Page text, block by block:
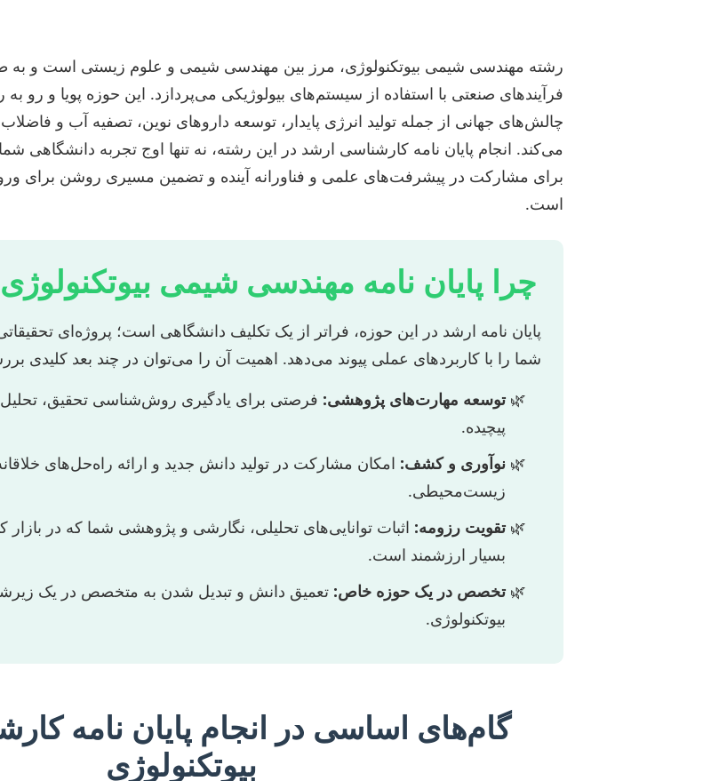
رشته مهندسی شیمی بیوتکنولوژی، مرز بین مهندسی شیمی و علوم زیستی است و به
فرآیندهای صنعتی با استفاده از سیستم‌های بیولوژیکی می‌پردازد. این حوزه پویا و رو
چالش‌های جهانی از جمله تولید انرژی پایدار، توسعه داروهای نوین، تصفیه آب و
می‌کند. انجام پایان نامه کارشناسی ارشد در این رشته، نه تنها اوج تجربه دانشگاهی
برای مشارکت در پیشرفت‌های علمی و فناورانه آینده و تضمین مسیری روشن برای
است.
چرا پایان نامه مهندسی شیمی
پایان نامه ارشد در این حوزه، فراتر از یک تکلیف دانشگاهی است؛ پروژه‌ای
شما را با کاربردهای عملی پیوند می‌دهد. اهمیت آن را می‌توان در چند بعد کلیدی
توسعه مهارت‌های پژوهشی: فرصتی برای یادگیری روش‌شناسی تحقیق،
پیچیده.
نوآوری و کشف: امکان مشارکت در تولید دانش جدید و ارائه راه‌حل‌های
زیست‌محیطی.
تقویت رزومه: اثبات توانایی‌های تحلیلی، نگارشی و پژوهشی شما که در بازار
بسیار ارزشمند است.
تخصص در یک حوزه خاص: تعمیق دانش و تبدیل شدن به متخصص در یک
بیوتکنولوژی.
گام‌های اساسی در انجام پایان نامه
بیوتکنولوژی